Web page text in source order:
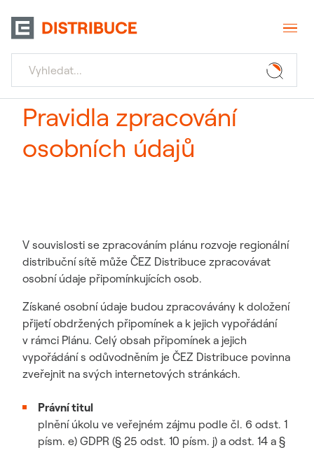
Pravidla zpracování
osobních údajů
V souvislosti se zpracováním plánu rozvoje regionální
distribuční sítě může ČEZ Distribuce zpracovávat
osobní údaje připomínkujících osob.
Získané osobní údaje budou zpracovávány k doložení
přijetí obdržených připomínek a k jejich vypořádání
v rámci Plánu. Celý obsah připomínek a jejich
vypořádání s odůvodněním je ČEZ Distribuce povinna
zveřejnit na svých internetových stránkách.
Právní titul
plnění úkolu ve veřejném zájmu podle čl. 6 odst. 1
písm. e) GDPR (§ 25 odst. 10 písm. j) a odst. 14 a §